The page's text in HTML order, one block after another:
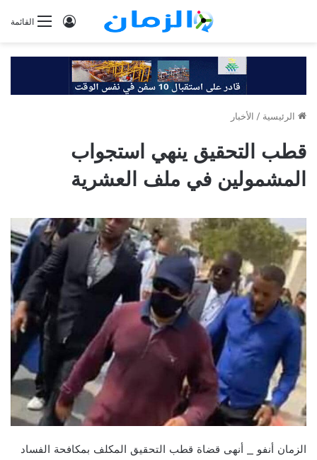
القائمةتسجيل
الرئيسية / الأخبار
قطب التحقيق ينهي استجواب
المشمولين في ملف العشرية
الزمان أنفو _ أنهى قضاة قطب التحقيق المكلف بمكافحة الفساد